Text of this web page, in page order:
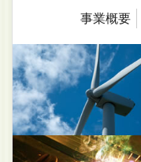
事業概要